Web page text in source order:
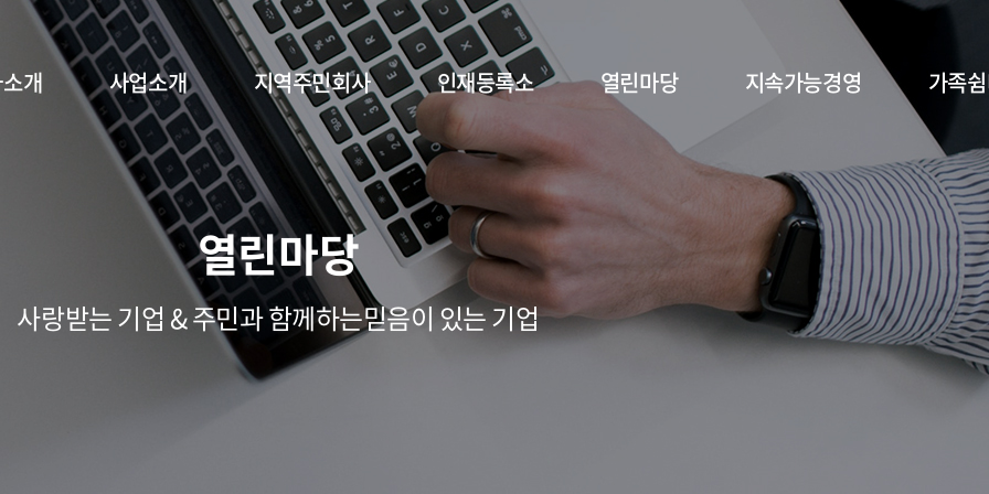
개 사업소개 지역주민회사 인재등록소 열린마당 지속가능경영 가족
열린마당
사랑받는 기업 & 주민과 함께하는믿음이 있는 기업